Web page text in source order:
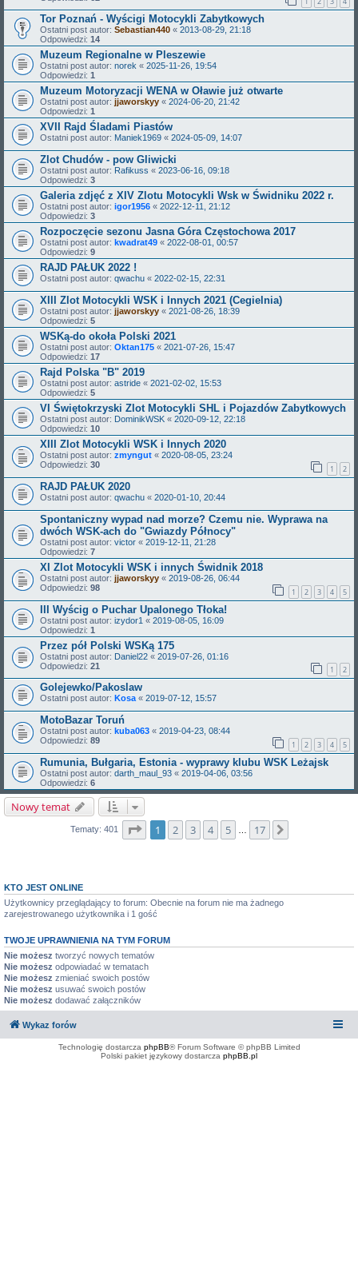
Tor Poznań - Wyścigi Motocykli Zabytkowych
Ostatni post autor: Sebastian440 « 2013-08-29, 21:18
Odpowiedzi: 14
Muzeum Regionalne w Pleszewie
Ostatni post autor: norek « 2025-11-26, 19:54
Odpowiedzi: 1
Muzeum Motoryzacji WENA w Oławie już otwarte
Ostatni post autor: jjaworskyy « 2024-06-20, 21:42
Odpowiedzi: 1
XVII Rajd Śladami Piastów
Ostatni post autor: Maniek1969 « 2024-05-09, 14:07
Zlot Chudów - pow Gliwicki
Ostatni post autor: Rafikuss « 2023-06-16, 09:18
Odpowiedzi: 3
Galeria zdjęć z XIV Zlotu Motocykli Wsk w Świdniku 2022 r.
Ostatni post autor: igor1956 « 2022-12-11, 21:12
Odpowiedzi: 3
Rozpoczęcie sezonu Jasna Góra Częstochowa 2017
Ostatni post autor: kwadrat49 « 2022-08-01, 00:57
Odpowiedzi: 9
RAJD PAŁUK 2022 !
Ostatni post autor: qwachu « 2022-02-15, 22:31
XIII Zlot Motocykli WSK i Innych 2021 (Cegielnia)
Ostatni post autor: jjaworskyy « 2021-08-26, 18:39
Odpowiedzi: 5
WSKą-do okoła Polski 2021
Ostatni post autor: Oktan175 « 2021-07-26, 15:47
Odpowiedzi: 17
Rajd Polska "B" 2019
Ostatni post autor: astride « 2021-02-02, 15:53
Odpowiedzi: 5
VI Świętokrzyski Zlot Motocykli SHL i Pojazdów Zabytkowych
Ostatni post autor: DominikWSK « 2020-09-12, 22:18
Odpowiedzi: 10
XIII Zlot Motocykli WSK i Innych 2020
Ostatni post autor: zmyngut « 2020-08-05, 23:24
Odpowiedzi: 30 1 2
RAJD PAŁUK 2020
Ostatni post autor: qwachu « 2020-01-10, 20:44
Spontaniczny wypad nad morze? Czemu nie. Wyprawa na
dwóch WSK-ach do "Gwiazdy Północy"
Ostatni post autor: victor « 2019-12-11, 21:28
Odpowiedzi: 7
XI Zlot Motocykli WSK i innych Świdnik 2018
Ostatni post autor: jjaworskyy « 2019-08-26, 06:44
Odpowiedzi: 98 1 2 3 4 5
III Wyścig o Puchar Upalonego Tłoka!
Ostatni post autor: izydor1 « 2019-08-05, 16:09
Odpowiedzi: 1
Przez pół Polski WSKą 175
Ostatni post autor: Daniel22 « 2019-07-26, 01:16
Odpowiedzi: 21 1 2
Golejewko/Pakoslaw
Ostatni post autor: Kosa« 2019-07-12, 15:57
MotoBazar Toruń
Ostatni post autor: kuba063 « 2019-04-23, 08:44
Odpowiedzi: 89 1 2 3 4 5
Rumunia, Bułgaria, Estonia - wyprawy klubu WSK Leżajsk
Ostatni post autor: darth_maul_93 « 2019-04-06, 03:56
Odpowiedzi: 6
Nowy temat
Tematy: 401 Strona1 z17
1 2 3 4 5 17
KTO JEST ONLINE
Użytkownicy przeglądający to forum: Obecnie na forum nie ma żadnego
zarejestrowanego użytkownika i 1 gość
TWOJE UPRAWNIENIA NA TYM FORUM
Nie możesz tworzyć nowych tematów
Nie możesz odpowiadać w tematach
Nie możesz zmieniać swoich postów
Nie możesz usuwać swoich postów
Nie możesz dodawać załączników
Wykaz forów
Technologię dostarcza phpBB® Forum Software © phpBB Limited
Polski pakiet językowy dostarcza phpBB.pl